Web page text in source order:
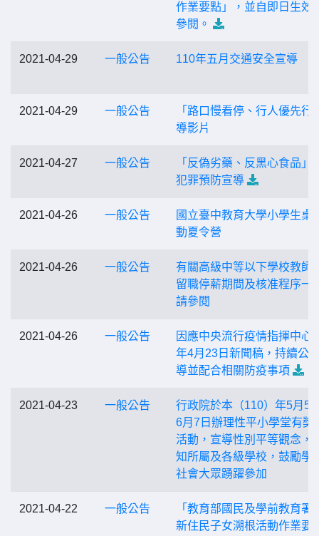
作業要點」，並自即日生效
參閱。
2021-04-29 一般公告 110年五月交通安全宣導
2021-04-29 一般公告
「路口慢看停、行人優先行
導影片
2021-04-27 一般公告
「反偽劣藥、反黑心食品」
犯罪預防宣導
2021-04-26 一般公告
國立臺中教育大學小學生桌
動夏令營
2021-04-26 一般公告
有關高級中等以下學校教師
留職停薪期間及核准程序一
請參閱
2021-04-26 一般公告
因應中央流行疫情指揮中心
年4月23日新聞稿，持續公
導並配合相關防疫事項
2021-04-23 一般公告
行政院於本（110）年5月5
6月7日辦理性平小學堂有獎
活動，宣導性別平等觀念，
知所屬及各級學校，鼓勵學
社會大眾踴躍參加
2021-04-22 一般公告
「教育部國民及學前教育署
新住民子女溯根活動作業要